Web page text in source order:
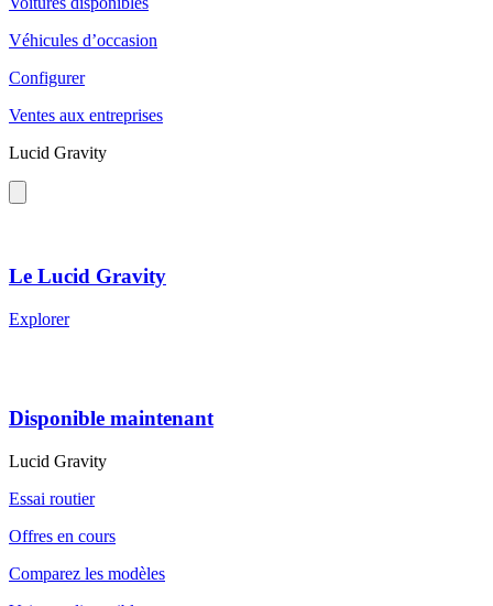
Véhicules d’occasion
Configurer
Ventes aux entreprises
Lucid Gravity
Le Lucid Gravity
Explorer
Disponible maintenant
Lucid Gravity
Essai routier
Offres en cours
Comparez les modèles